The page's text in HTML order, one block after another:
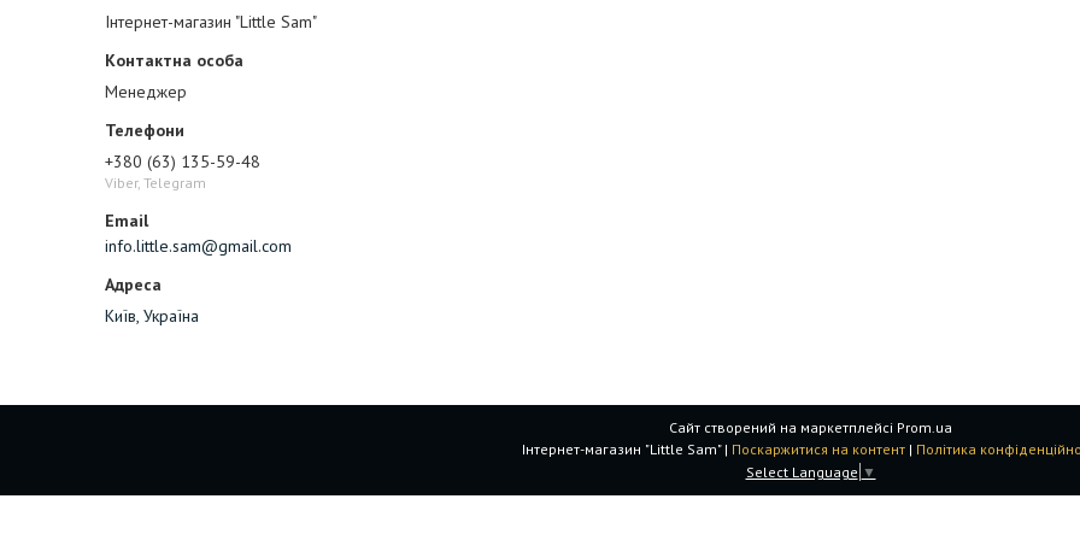
Інтернет-магазин "Little Sam"
Менеджер
+380 (63) 135-59-48
Viber, Telegram
info.little.sam@gmail.com
Київ, Україна
Сайт створений на маркетплейсі Prom.ua
Інтернет-магазин "Little Sam" | Поскаржитися на контент | Політика
Select Language ▼